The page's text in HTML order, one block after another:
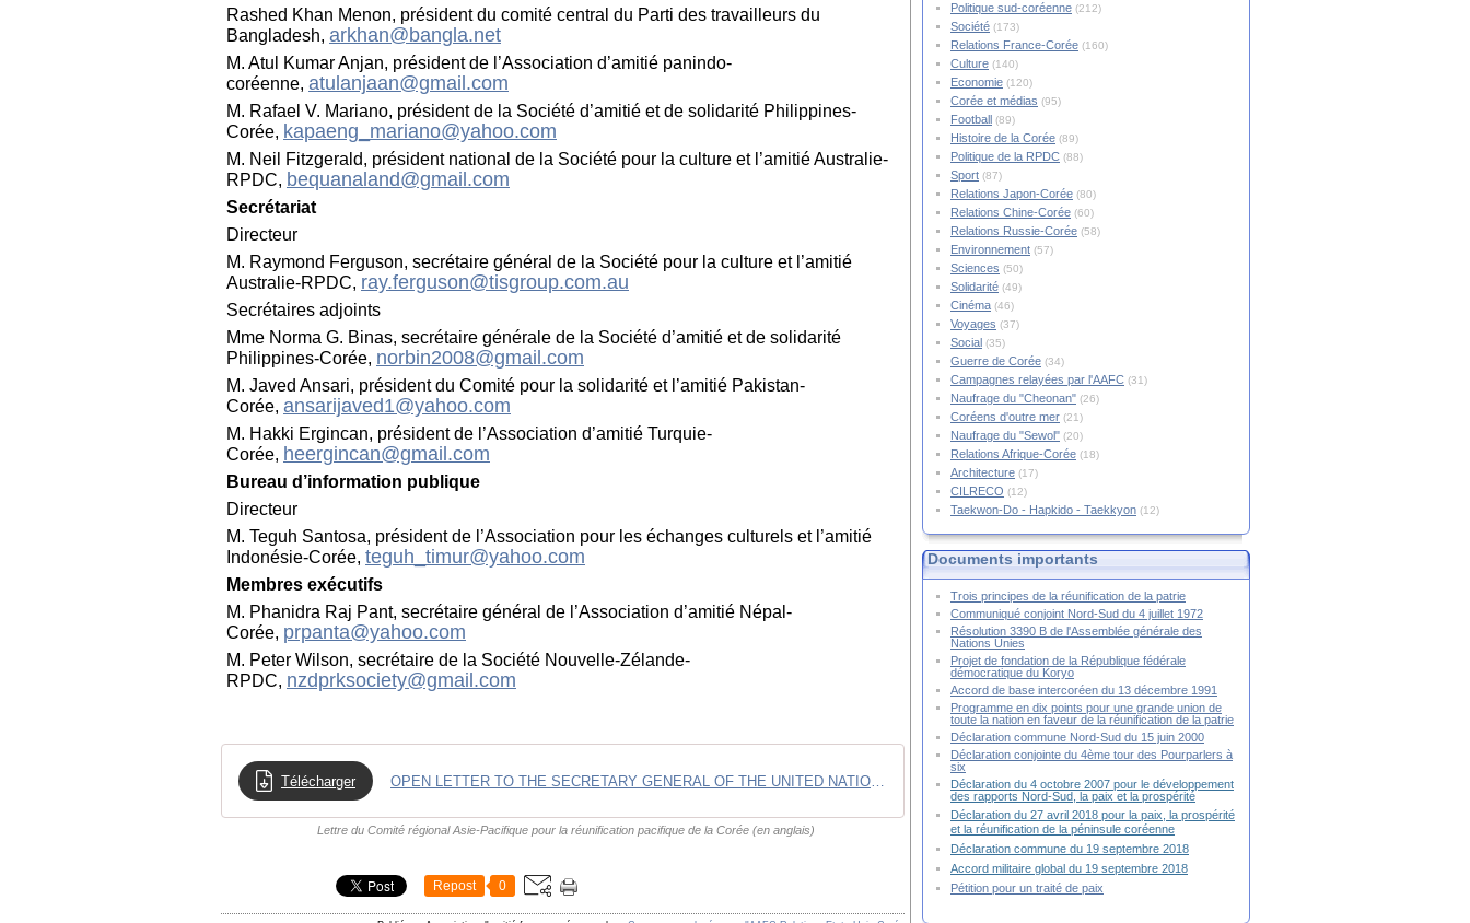
Rashed Khan Menon, président du comité central du Parti des travailleurs du
Bangladesh, arkhan@bangla.net
M. Atul Kumar Anjan, président de l’Association d’amitié panindo-
coréenne, atulanjaan@gmail.com
M. Rafael V. Mariano, président de la Société d’amitié et de solidarité Philippines-
Corée, kapaeng_mariano@yahoo.com
M. Neil Fitzgerald, président national de la Société pour la culture et l’amitié Australie-
RPDC, bequanaland@gmail.com
Secrétariat
Directeur
M. Raymond Ferguson, secrétaire général de la Société pour la culture et l’amitié
Australie-RPDC, ray.ferguson@tisgroup.com.au
Secrétaires adjoints
Mme Norma G. Binas, secrétaire générale de la Société d’amitié et de solidarité
Philippines-Corée, norbin2008@gmail.com
M. Javed Ansari, président du Comité pour la solidarité et l’amitié Pakistan-
Corée, ansarijaved1@yahoo.com
M. Hakki Ergincan, président de l’Association d’amitié Turquie-
Corée, heergincan@gmail.com
Bureau d’information publique
Directeur
M. Teguh Santosa, président de l’Association pour les échanges culturels et l’amitié
Indonésie-Corée, teguh_timur@yahoo.com
Membres exécutifs
M. Phanidra Raj Pant, secrétaire général de l’Association d’amitié Népal-
Corée, prpanta@yahoo.com
M. Peter Wilson, secrétaire de la Société Nouvelle-Zélande-
RPDC, nzdprksociety@gmail.com
Télécharger
Lettre du Comité régional Asie-Pacifique pour la réunification pacifique de la Corée (en anglais)
Repost 0
Politique sud-coréenne (212)
Société (173)
Relations France-Corée (160)
Culture (140)
Economie (120)
Corée et médias (95)
Football (89)
Histoire de la Corée (89)
Politique de la RPDC (88)
Sport (87)
Relations Japon-Corée (80)
Relations Chine-Corée (60)
Relations Russie-Corée (58)
Environnement (57)
Sciences (50)
Solidarité (49)
Cinéma (46)
Voyages (37)
Social (35)
Guerre de Corée (34)
Campagnes relayées par l'AAFC (31)
Naufrage du "Cheonan" (26)
Coréens d'outre mer (21)
Naufrage du "Sewol" (20)
Relations Afrique-Corée (18)
Architecture (17)
CILRECO (12)
Taekwon-Do - Hapkido - Taekkyon (12)
Documents importants
Trois principes de la réunification de la patrie
Communiqué conjoint Nord-Sud du 4 juillet 1972
Résolution 3390 B de l'Assemblée générale des
Nations Unies
Projet de fondation de la République fédérale
démocratique du Koryo
Accord de base intercoréen du 13 décembre 1991
Programme en dix points pour une grande union de
toute la nation en faveur de la réunification de la patrie
Déclaration commune Nord-Sud du 15 juin 2000
Déclaration conjointe du 4ème tour des Pourparlers à
six
Déclaration du 4 octobre 2007 pour le développement
des rapports Nord-Sud, la paix et la prospérité
Déclaration du 27 avril 2018 pour la paix, la prospérité
et la réunification de la péninsule coréenne
Déclaration commune du 19 septembre 2018
Accord militaire global du 19 septembre 2018
Pétition pour un traité de paix